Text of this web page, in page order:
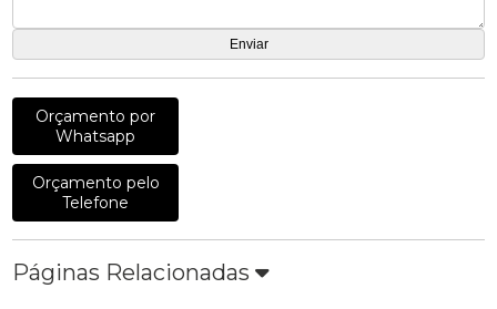
Orçamento por
Whatsapp
Orçamento pelo
Telefone
Páginas Relacionadas